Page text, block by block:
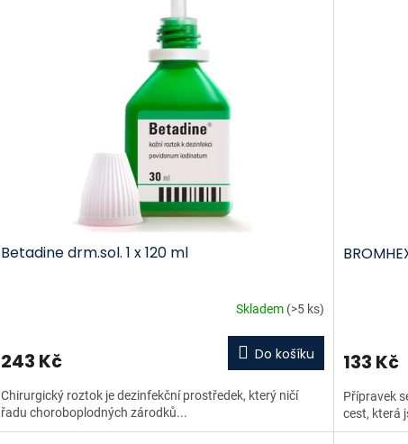
Betadine drm.sol. 1 x 120 ml
Skladem (>5 ks)
243 Kč Do košíku
Chirurgický roztok je dezinfekční prostředek, který ničí
řadu choroboplodných zárodků...
133 Kč
Přípravek
cest, která